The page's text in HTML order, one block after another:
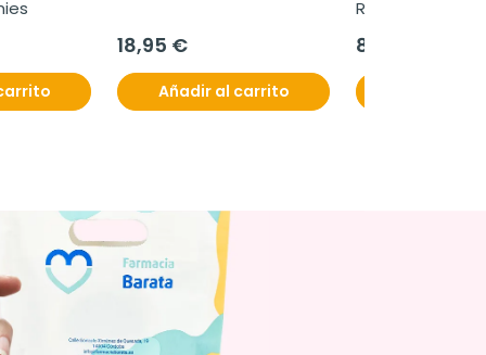
18,95 €
Añadir al carrito
Reference, 10
8,90 €